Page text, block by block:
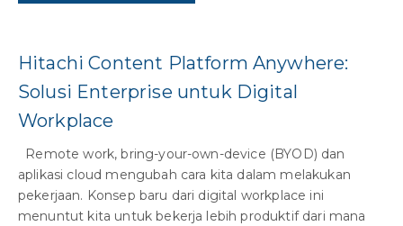
Hitachi Content Platform Anywhere:
Solusi Enterprise untuk Digital
Workplace
Remote work, bring-your-own-device (BYOD) dan
aplikasi cloud mengubah cara kita dalam melakukan
pekerjaan. Konsep baru dari digital workplace ini
menuntut kita untuk bekerja lebih produktif dari mana